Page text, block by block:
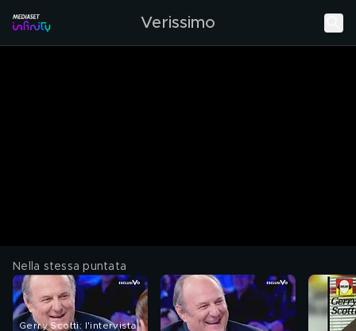
Verissimo
Nella stessa puntata
Gerry Scotti: l'intervista